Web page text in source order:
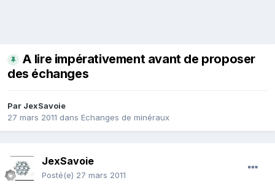
A lire impérativement avant de proposer
des échanges
Par JexSavoie
27 mars 2011 dans Echanges de minéraux
JexSavoie
Posté(e) 27 mars 2011